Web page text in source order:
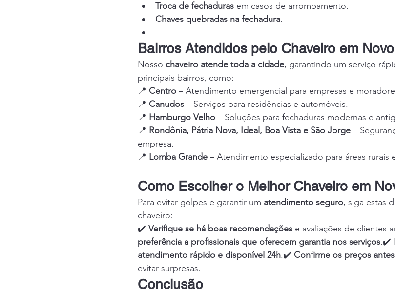
Troca de fechaduras em casos de arrombamento.
Chaves quebradas na fechadura.
Bairros Atendidos pelo Chaveiro em
Nosso chaveiro atende toda a cidade, garantindo um serviço
principais bairros, como:
📍 Centro – Atendimento emergencial para empresas e
📍 Canudos – Serviços para residências e automóveis.
📍 Hamburgo Velho – Soluções para fechaduras modernas e
📍 Rondônia, Pátria Nova, Ideal, Boa Vista e São Jorge –
empresa.
📍 Lomba Grande – Atendimento especializado para áreas rurais
Como Escolher o Melhor Chaveiro em
Para evitar golpes e garantir um atendimento seguro, siga estas
chaveiro:
✔️ Verifique se há boas recomendações e avaliações de clientes
preferência a profissionais que oferecem garantia nos serviços.✔️
atendimento rápido e disponível 24h.✔️ Confirme os preços
evitar surpresas.
Conclusão